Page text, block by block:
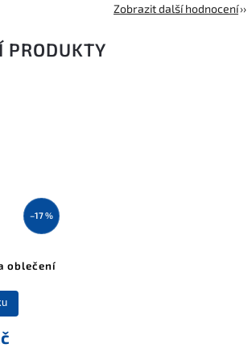
Zobrazit další hodnocení
PRODUKTY
–17 %
oblečení